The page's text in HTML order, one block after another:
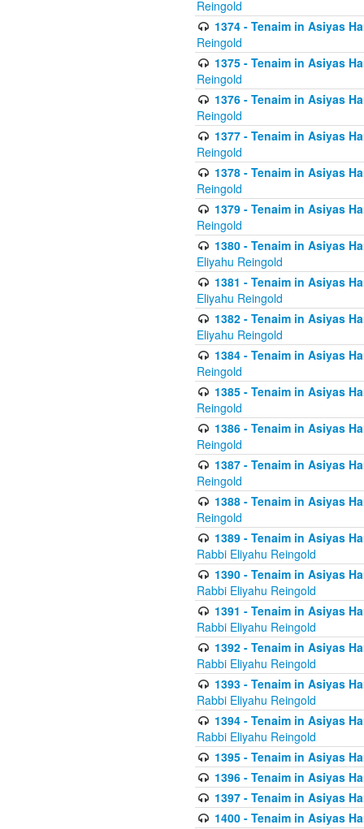
Reingold
1374 - Tenaim in Asiyas
Reingold
1375 - Tenaim in Asiyas
Reingold
1376 - Tenaim in Asiyas
Reingold
1377 - Tenaim in Asiyas
Reingold
1378 - Tenaim in Asiyas
Reingold
1379 - Tenaim in Asiyas
Reingold
1380 - Tenaim in Asiyas
Eliyahu Reingold
1381 - Tenaim in Asiyas
Eliyahu Reingold
1382 - Tenaim in Asiyas
Eliyahu Reingold
1384 - Tenaim in Asiyas
Reingold
1385 - Tenaim in Asiyas
Reingold
1386 - Tenaim in Asiyas
Reingold
1387 - Tenaim in Asiyas
Reingold
1388 - Tenaim in Asiyas
Reingold
1389 - Tenaim in Asiyas
Rabbi Eliyahu Reingold
1390 - Tenaim in Asiyas
Rabbi Eliyahu Reingold
1391 - Tenaim in Asiyas
Rabbi Eliyahu Reingold
1392 - Tenaim in Asiyas
Rabbi Eliyahu Reingold
1393 - Tenaim in Asiyas
Rabbi Eliyahu Reingold
1394 - Tenaim in Asiyas
Rabbi Eliyahu Reingold
1395 - Tenaim in Asiyas
1396 - Tenaim in Asiyas
1397 - Tenaim in Asiyas
1400 - Tenaim in Asiyas